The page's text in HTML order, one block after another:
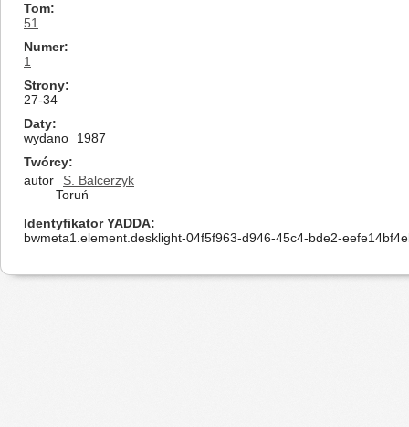
Tom
51
Numer
1
Strony
27-34
Daty
wydano
1987
Twórcy
autor
S. Balcerzyk
Toruń
Identyfikator YADDA
bwmeta1.element.desklight-04f5f963-d946-45c4-bde2-